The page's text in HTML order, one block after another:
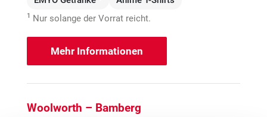
1 Nur solange der Vorrat reicht.
Mehr Informationen
Woolworth – Bamberg